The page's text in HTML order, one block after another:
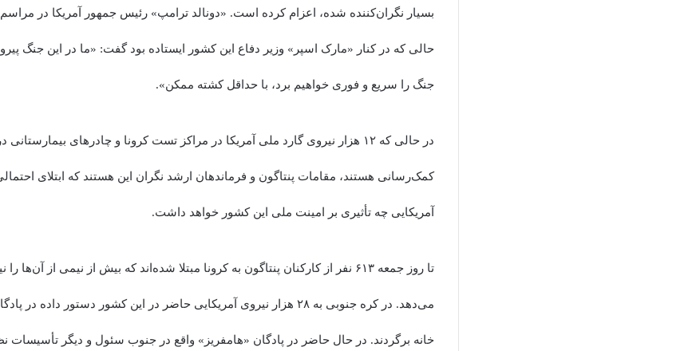
بسیار نگران‌کننده شده، اعزام کرده است. «دونالد ترامپ» رئیس جمهور آمریکا در
حالی که در کنار «مارک اسپر» وزیر دفاع این کشور ایستاده بود گفت: «ما در این جنگ
جنگ را سریع و فوری خواهیم برد، با حداقل کشته ممکن».
در حالی که ۱۲ هزار نیروی گارد ملی آمریکا در مراکز تست کرونا و چادرهای
کمک‌رسانی هستند، مقامات پنتاگون و فرماندهان ارشد نگران این هستند که ابتلای
آمریکایی چه تأثیری بر امینت ملی این کشور خواهد داشت.
تا روز جمعه ۶۱۳ نفر از کارکنان پنتاگون به کرونا مبتلا شده‌اند که بیش از نیمی از
می‌دهد. در کره جنوبی به ۲۸ هزار نیروی آمریکایی حاضر در این کشور دستور داده
خانه برگردند. در حال حاضر در پادگان «هامفریز» واقع در جنوب سئول و دیگر تأسیسات